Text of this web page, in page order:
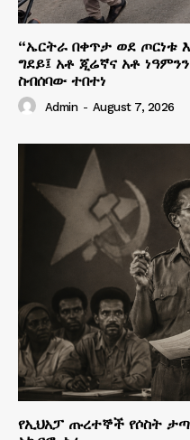
“ኤርትራ በቀጥታ ወደ ጦርነቱ
ግደይ፤ አቶ ጂሬኛና አቶ
ስብሰባው ተበተነ
Admin - August 7, 2026
የኢህአፓ ጡረተኞች የሶስት